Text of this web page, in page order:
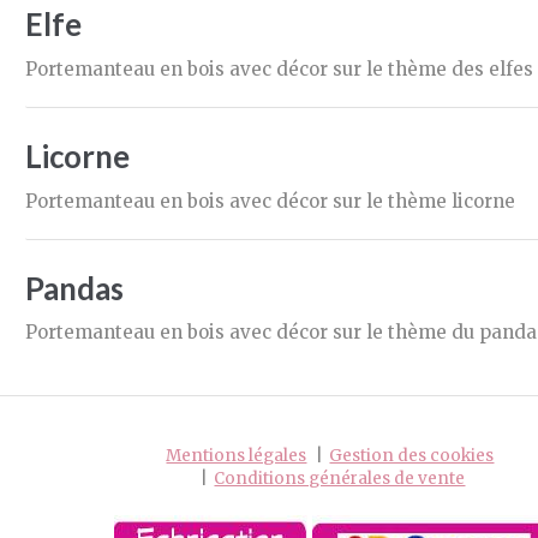
Elfe
Portemanteau en bois avec décor sur le thème des elfes
Licorne
Portemanteau en bois avec décor sur le thème licorne
Pandas
Portemanteau en bois avec décor sur le thème du
Mentions légales
Gestion des cookies
Conditions générales de vente